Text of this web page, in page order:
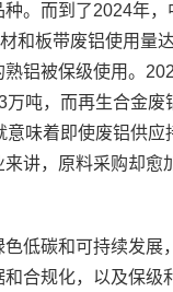
种。而到了2024年，
和板带废铝使用量
熟铝被保级使用。
万吨，而再生合金废
意味着即使废铝供应
讲，原料采购却愈
色低碳和可持续发展
和合规化，以及保级